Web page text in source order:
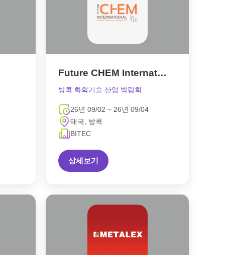
Future CHEM International
방콕 화학기술 산업 박람회
26년 09/02 ~ 26년 09/04
태국, 방콕
BITEC
상세보기